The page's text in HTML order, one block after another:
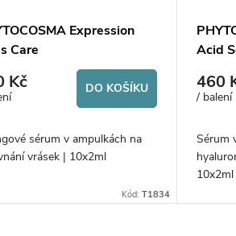
Expression
Care
Kč DO KOŠÍKU
sérum v ampulkách na
vrásek | 10x2ml
Kód:T1834
Acid
460
/ balení
Sérum
10x2ml